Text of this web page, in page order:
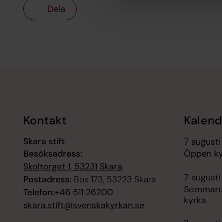
Dela
Kontakt
Skara stift
Besöksadress:
Skoltorget 1, 53231 Skara
Postadress: Box 173, 53223 Skara
Telefon:+46 511 26200
skara.stift@svenskakyrkan.se
7
Öppen
7
kyrka